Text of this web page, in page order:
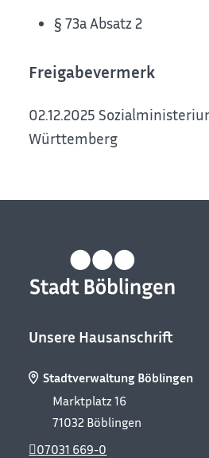
§ 73a Absatz 2
Freigabevermerk
02.12.2025
Württemberg
Unsere Hausanschrift
Stadtverwaltung Böblingen
Marktplatz 16
71032 Böblingen
07031 669-0